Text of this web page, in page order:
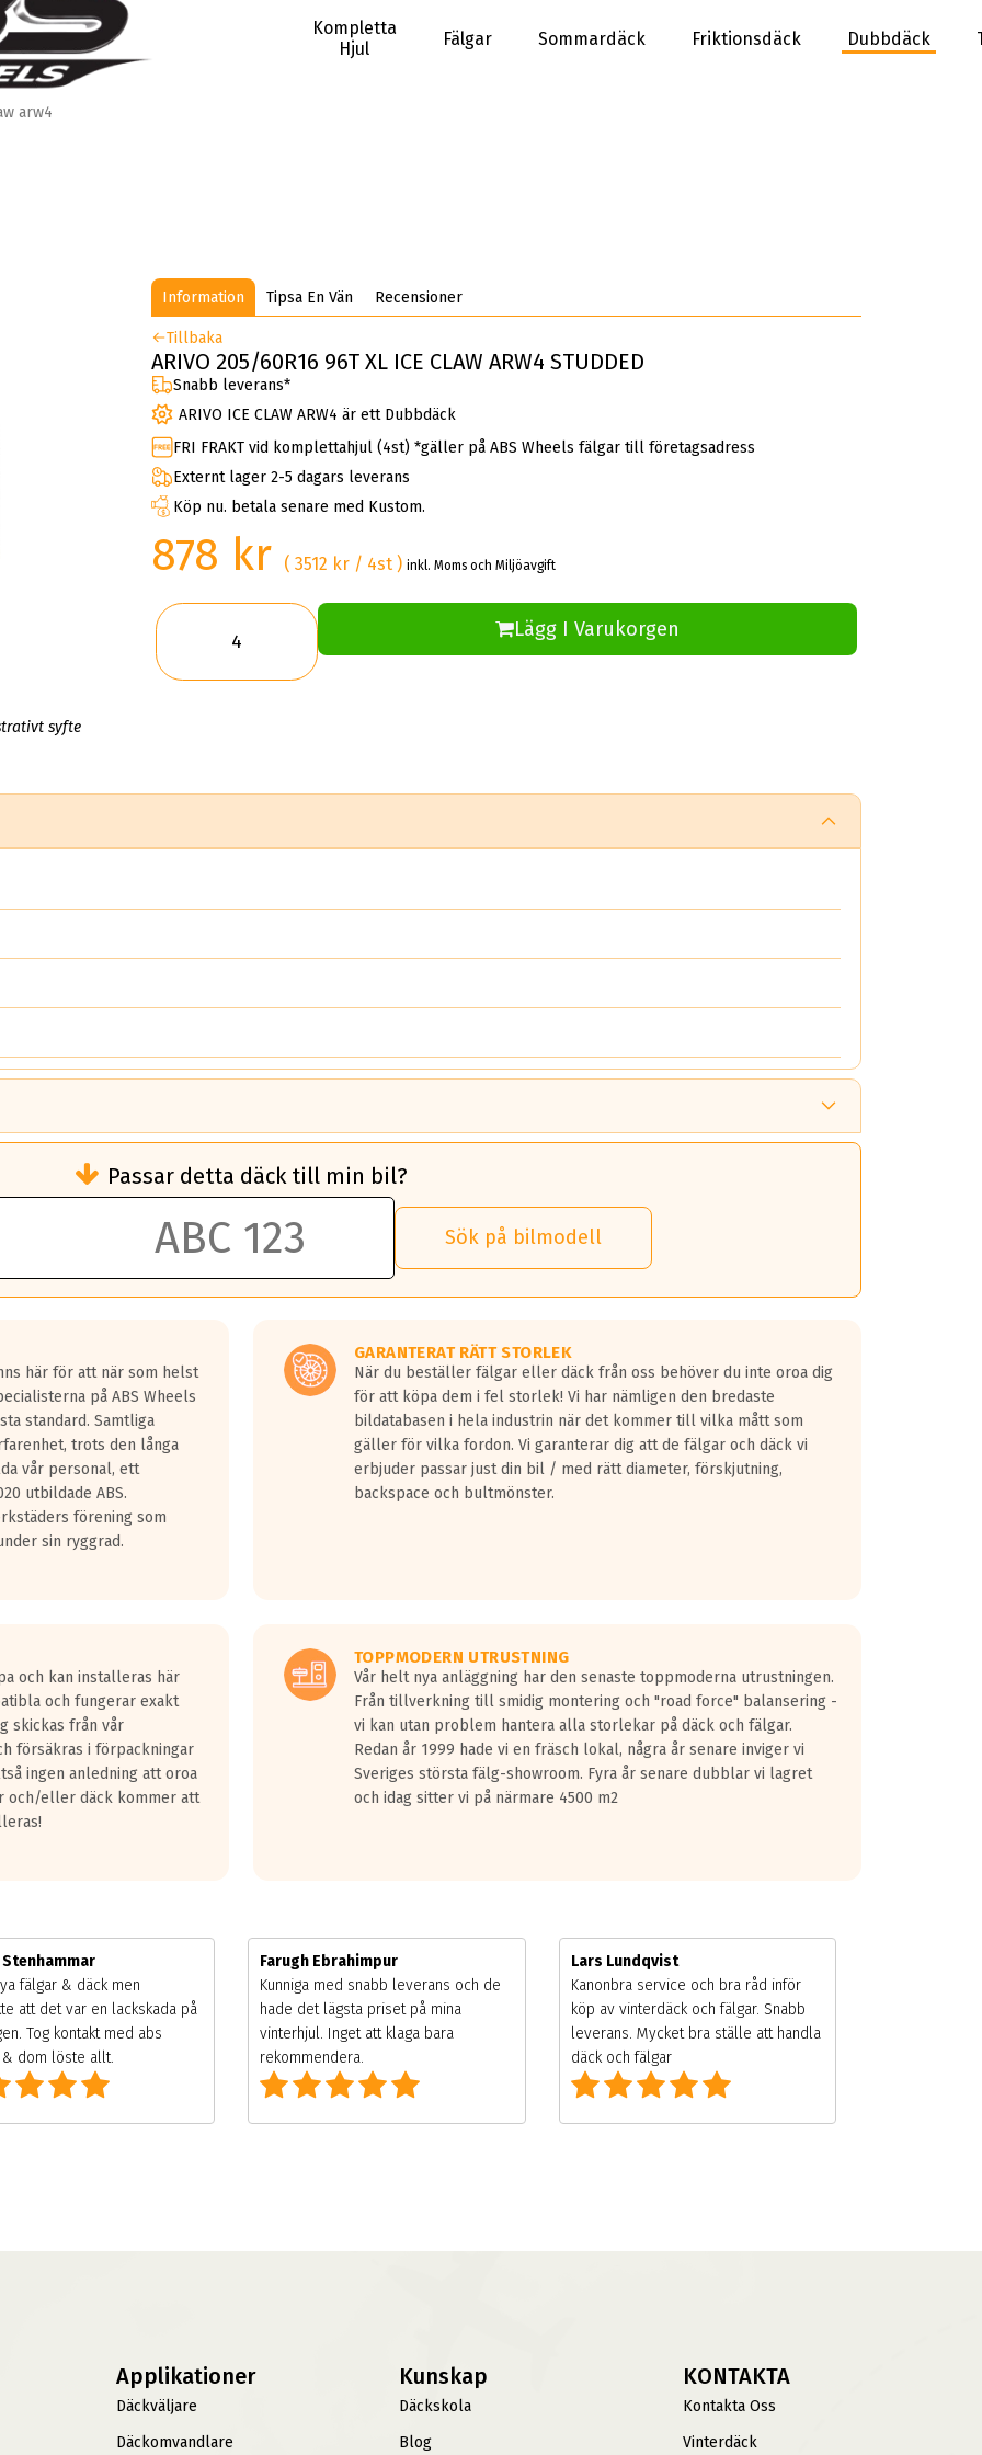
Kompletta
Hjul
Fälgar Sommardäck Friktionsdäck Dubbdäck
arw4
syfte
Information Tipsa En Vän Recensioner
Tillbaka
ARIVO 205/60R16 96T XL ICE CLAW ARW4 STUDDED
Snabb leverans*
ARIVO ICE CLAW ARW4 är ett Dubbdäck
FRI FRAKT vid komplettahjul (4st) *gäller på ABS Wheels fälgar till företagsadress
Externt lager 2-5 dagars leverans
Köp nu. betala senare med Kustom.
878 kr ( 3512 kr / 4st )inkl. Moms och Miljöavgift
Lägg I Varukorgen
än ett klass G däck.
50 liter bränsle med ett klass A däck gentemot ett klass G däck.
vilken rutt du kör, samt vilken körstil du använder.
lastbilar.
på en väg där det ligger 0.5-1.5 mm vatten.
fyra billängder( ca 18meter) mellan däck med betyg A gentemot
överträffa motorljudet.
ett däck med vågar. Hög bullernivå markeras med svarta vågor
kraven som finns i dagsläget, men är inte längre tillåtna enligt nya
Passar detta däck till min bil?
Sök på bilmodell
här för att när som helst
på ABS Wheels
standard. Samtliga
trots den långa
vår personal, ett
utbildade ABS.
förening som
sin ryggrad.
GARANTERAT RÄTT STORLEK
När du beställer fälgar eller däck från oss behöver du inte oroa dig
för att köpa dem i fel storlek! Vi har nämligen den bredaste
bildatabasen i hela industrin när det kommer till vilka mått som
gäller för vilka fordon. Vi garanterar dig att de fälgar och däck vi
erbjuder passar just din bil / med rätt diameter, förskjutning,
backspace och bultmönster.
och kan installeras här
och fungerar exakt
skickas från vår
försäkras i förpackningar
ingen anledning att oroa
och/eller däck kommer att
TOPPMODERN UTRUSTNING
Vår helt nya anläggning har den senaste toppmoderna utrustningen.
Från tillverkning till smidig montering och "road force" balansering -
vi kan utan problem hantera alla storlekar på däck och fälgar.
Redan år 1999 hade vi en fräsch lokal, några år senare inviger vi
Sveriges största fälg-showroom. Fyra år senare dubblar vi lagret
och idag sitter vi på närmare 4500 m2
Stenhammar
fälgar & däck men
att det var en lackskada på
Tog kontakt med abs
dom löste allt.
Farugh Ebrahimpur
Kunniga med snabb leverans och de
hade det lägsta priset på mina
vinterhjul. Inget att klaga bara
rekommendera.
Lars Lundqvist
Kanonbra service och bra råd inför
köp av vinterdäck och fälgar. Snabb
leverans. Mycket bra ställe att handla
däck och fälgar
Applikationer
Däckväljare
Däckomvandlare
Kunskap
Däckskola
Blog
KONTAKTA
Kontakta Oss
Vinterdäck